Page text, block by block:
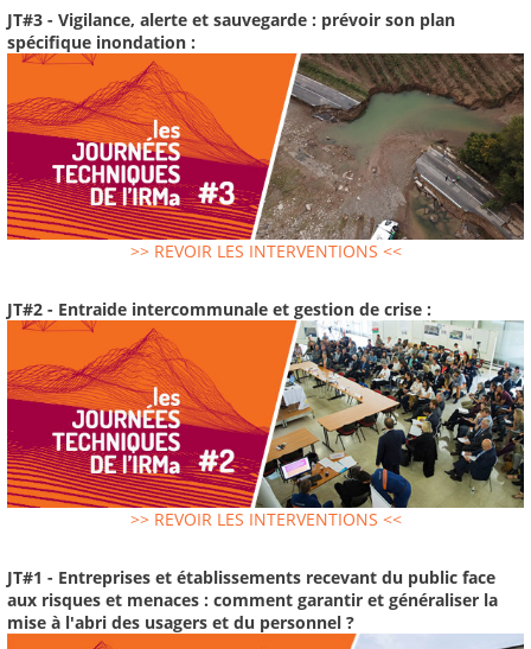
JT#3 - Vigilance, alerte et sauvegarde : prévoir son plan
spécifique inondation :
>> REVOIR LES INTERVENTIONS <<
JT#2 - Entraide intercommunale et gestion de crise :
>> REVOIR LES INTERVENTIONS <<
JT#1 - Entreprises et établissements recevant du public face
aux risques et menaces : comment garantir et généraliser la
mise à l'abri des usagers et du personnel ?